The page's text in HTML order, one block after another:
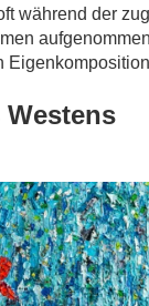
während der
Westens